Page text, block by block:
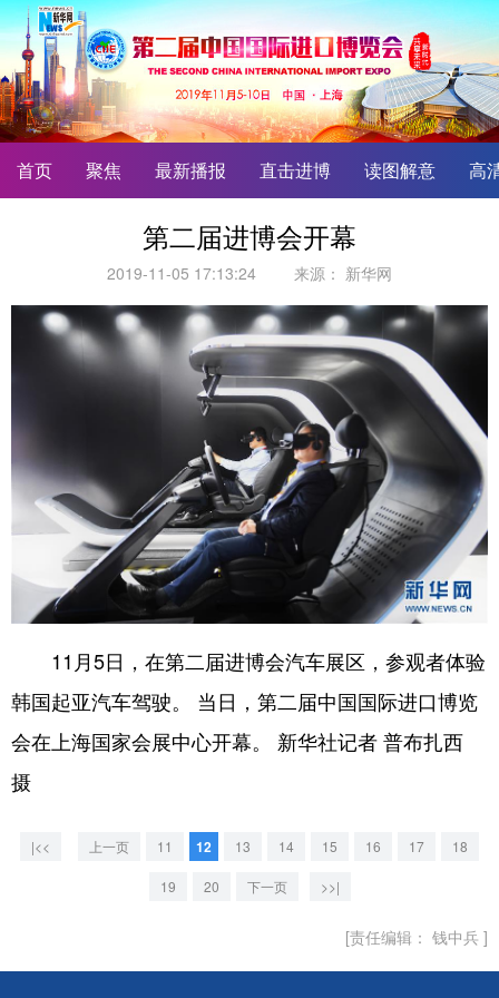
首页 聚焦 最新播报 直击进博 读图解意 高
第二届进博会开幕
2019-11-05 17:13:24 来源： 新华网
11月5日，在第二届进博会汽车展区，参观者体验
韩国起亚汽车驾驶。 当日，第二届中国国际进口博览
会在上海国家会展中心开幕。 新华社记者 普布扎西
摄
|<< 上一页 11 12 13 14 15 16 17 18
19 20 下一页 >>|
[责任编辑： 钱中兵 ]